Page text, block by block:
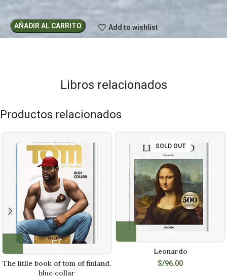
AÑADIR AL CARRITO Add to wishlist
Libros relacionados
Productos relacionados
The litlle book of tom of finland.
blue collar
SOLD OUT
Leonardo
S/96.00